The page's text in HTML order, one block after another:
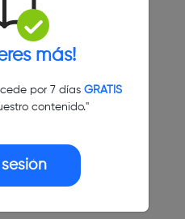
más!
por 7 días GRATIS
contenido."
sesión